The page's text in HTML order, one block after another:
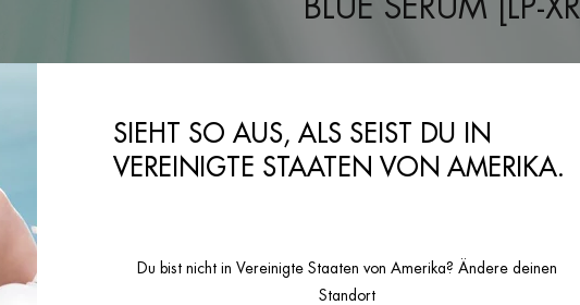
BLUE SERUM [LP-XR]
SIEHT SO AUS, ALS SEIST DU IN
VEREINIGTE STAATEN VON AMERIKA.
Du bist nicht in Vereinigte Staaten von Amerika? Ändere deinen
Standort